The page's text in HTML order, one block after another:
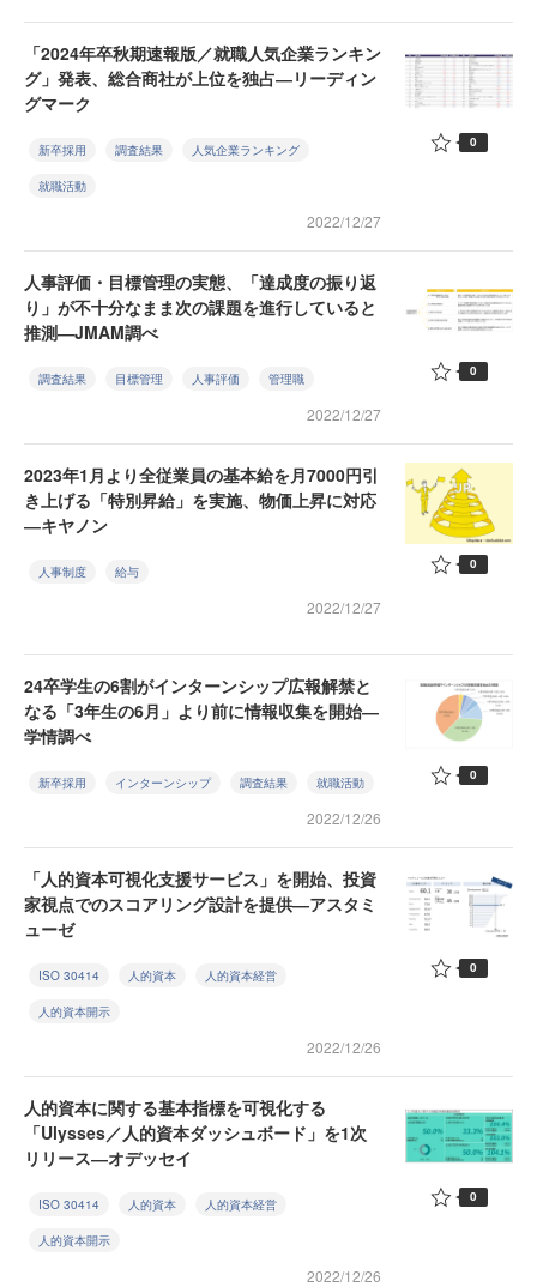
「2024年卒秋期速報版／就職人気企業ランキン
グ」発表、総合商社が上位を独占―リーディン
グマーク
新卒採用 調査結果 人気企業ランキング
就職活動
2022/12/27
0
人事評価・目標管理の実態、「達成度の振り返
り」が不十分なまま次の課題を進行していると
推測―JMAM調べ
調査結果 目標管理 人事評価 管理職
2022/12/27
0
2023年1月より全従業員の基本給を月7000円引
き上げる「特別昇給」を実施、物価上昇に対応
―キヤノン
人事制度 給与
2022/12/27
0
24卒学生の6割がインターンシップ広報解禁と
なる「3年生の6月」より前に情報収集を開始―
学情調べ
新卒採用 インターンシップ 調査結果 就職活動
2022/12/26
0
「人的資本可視化支援サービス」を開始、投資
家視点でのスコアリング設計を提供―アスタミ
ューゼ
ISO 30414 人的資本 人的資本経営
人的資本開示
2022/12/26
0
人的資本に関する基本指標を可視化する
「Ulysses／人的資本ダッシュボード」を1次
リリース―オデッセイ
ISO 30414 人的資本 人的資本経営
人的資本開示
2022/12/26
0